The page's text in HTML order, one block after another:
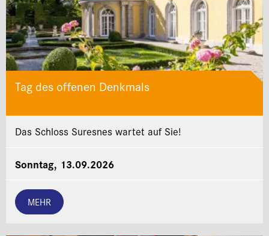
Tag des offenen Denkmals
Das Schloss Suresnes wartet auf Sie!
Sonntag, 13.09.2026
MEHR